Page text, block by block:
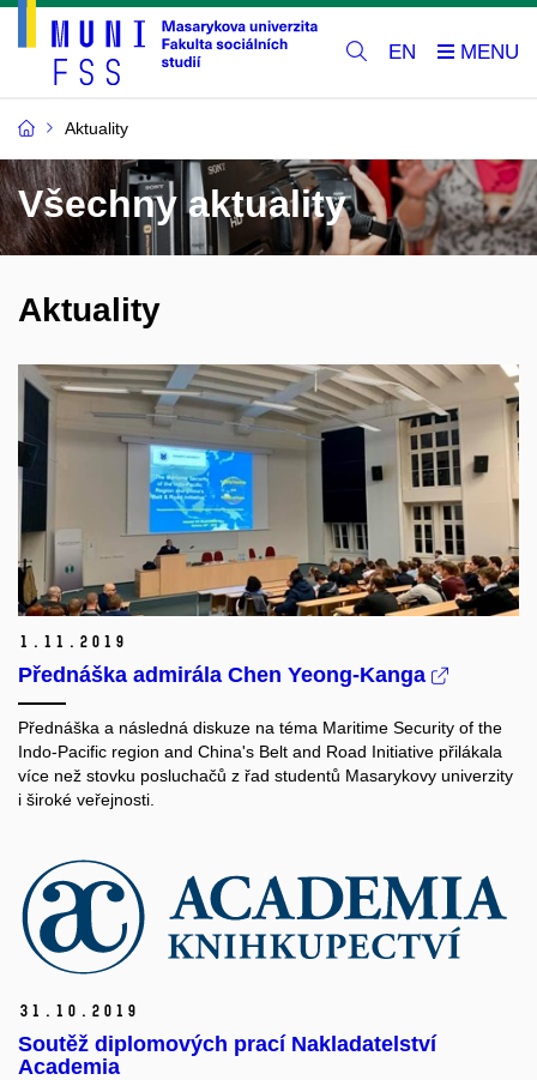
EN
Aktuality
Všechny aktuality
Aktuality
1. 11. 2019
Přednáška admirála Chen Yeong-Kanga
Přednáška a následná diskuze na téma Maritime Security of the
Indo-Pacific region and China's Belt and Road Initiative přilákala
více než stovku posluchačů z řad studentů Masarykovy univerzity
i široké veřejnosti.
31. 10. 2019
Soutěž diplomových prací Nakladatelství
Academia